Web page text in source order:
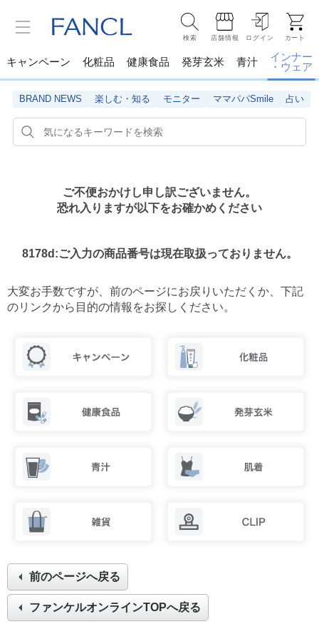
検索 店舗情報 ログイン カート
キャンペーン 化粧品 健康食品 発芽玄米 青汁
インナー
・ウェア
BRAND NEWS 楽しむ・知る モニター ママパパSmile 占い
ご不便おかけし申し訳ございません。
恐れ入りますが以下をお確かめください
8178d:ご入力の商品番号は現在取扱っておりません。
大変お手数ですが、前のページにお戻りいただくか、 下記
のリンクから目的の情報をお探しください。
前のページへ戻る
ファンケルオンラインTOPへ戻る